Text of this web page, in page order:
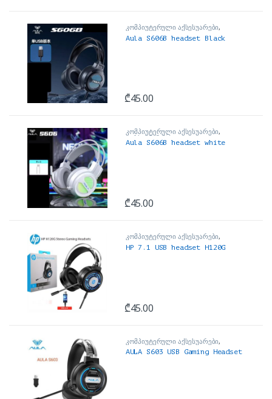
კომპიუტერული აქსესუარები,
ყურსასმენები
Aula S606B headset Black
₾45.00
კომპიუტერული აქსესუარები,
ყურსასმენები
Aula S606B headset white
₾45.00
კომპიუტერული აქსესუარები,
ყურსასმენები
HP 7.1 USB headset H120G
₾45.00
კომპიუტერული აქსესუარები,
ყურსასმენები
AULA S603 USB Gaming Headset